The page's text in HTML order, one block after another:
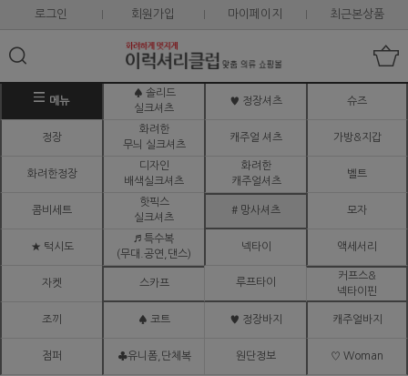
로그인 회원가입 마이페이지 최근본상품
메뉴
♠ 솔리드
실크셔츠
♥ 정장셔츠 슈즈
정장
화려한
무늬 실크셔츠
캐주얼 셔츠 가방&지갑
화려한정장
디자인
배색실크셔츠
화려한
캐주얼셔츠
벨트
콤비세트
핫픽스
실크셔츠
# 망사셔츠 모자
★ 턱시도
♬ 특수복
(무대.공연,댄스)
넥타이 액세서리
자켓 스카프 루프타이
커프스&
넥타이핀
조끼 ♠ 코트 ♥ 정장바지 캐주얼바지
점퍼 ♣유니폼,단체복 원단정보 ♡ Woman